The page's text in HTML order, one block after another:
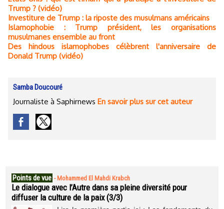
Trump ? (vidéo)
Investiture de Trump : la riposte des musulmans américains
Islamophobie : Trump président, les organisations
musulmanes ensemble au front
Des hindous islamophobes célèbrent l'anniversaire de
Donald Trump (vidéo)
Samba Doucouré
Journaliste à Saphirnews En savoir plus sur cet auteur
Points de vue - Mohammed El Mahdi Krabch
Le dialogue avec l’Autre dans sa pleine diversité pour
diffuser la culture de la paix (3/3)